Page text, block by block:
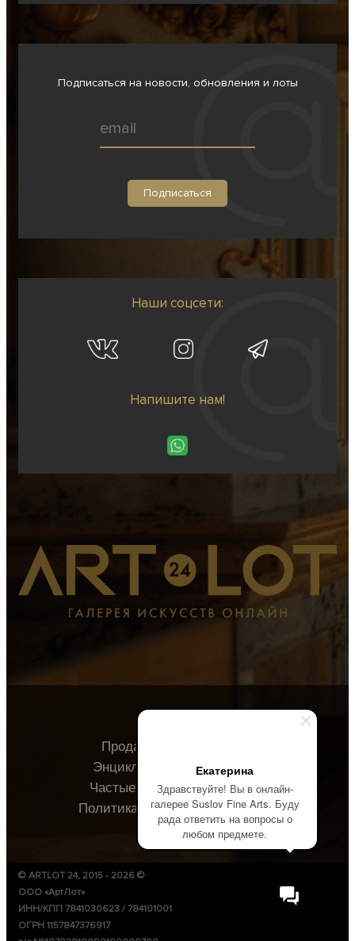
Екатерина
Здравствуйте! Вы в онлайн-
галерее Suslov Fine Arts. Буду
рада ответить на вопросы о
любом предмете.
Подписаться на новости, обновления и лоты
Наши соцсети:
Напишите нам!
Продавцу
Энциклопедия
О галерее
Частые вопросы
Контакты
Политика конфиденциальности
© ARTLOT 24, 2015 - 2026 ©
ООО «АртЛот»
ИНН/КПП 7841030623 / 784101001
ОГРН 1157847376917